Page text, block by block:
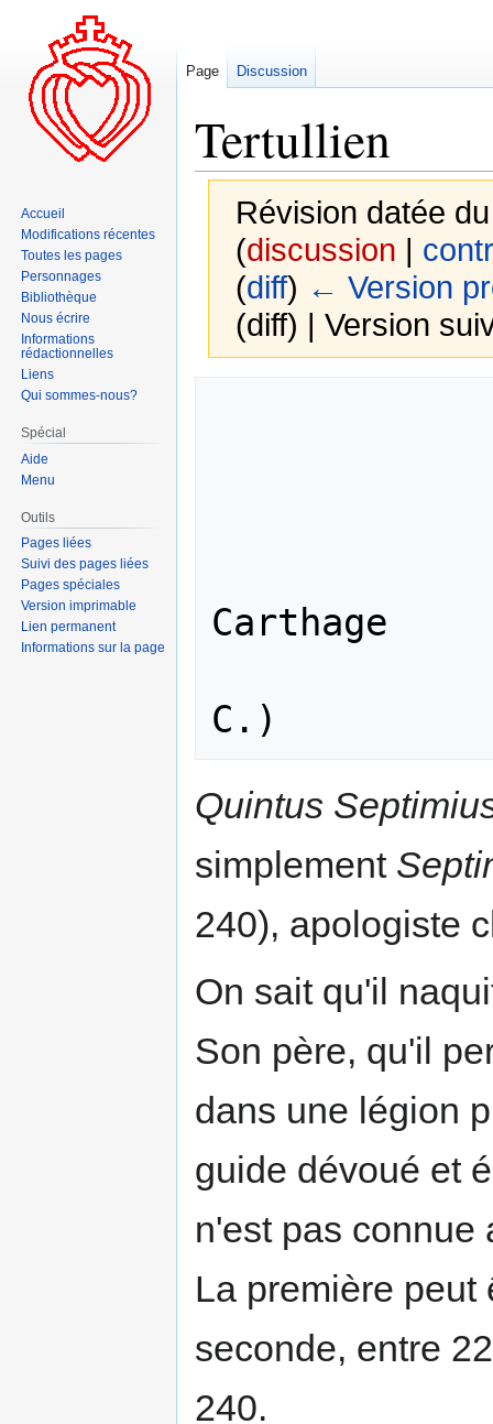
Tertullien
Révision datée
(discussion |
(diff) ← Version
(diff) | Version
Carthage
Quintus
simplement
240), apologiste
On sait qu'il
Son père, qu'il
dans une légion
guide dévoué et
n'est pas connue
La première peut
seconde, entre
240.
Page Discussion
Accueil
Modifications récentes
Toutes les pages
Personnages
Bibliothèque
Nous écrire
Informations
rédactionnelles
Liens
Qui sommes-nous?
Spécial
Aide
Menu
Outils
Pages liées
Suivi des pages liées
Pages spéciales
Version imprimable
Lien permanent
Informations sur la page